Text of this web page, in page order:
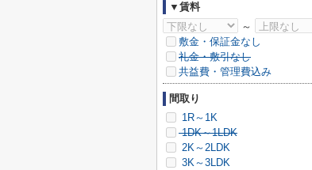
▼賃料
～
敷金・保証金なし
礼金・敷引なし
共益費・管理費込み
間取り
1R～1K
1DK～1LDK
2K～2LDK
3K～3LDK